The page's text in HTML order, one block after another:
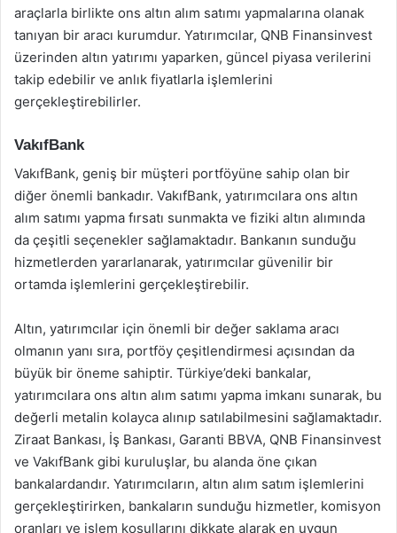
araçlarla birlikte ons altın alım satımı yapmalarına olanak
tanıyan bir aracı kurumdur. Yatırımcılar, QNB Finansinvest
üzerinden altın yatırımı yaparken, güncel piyasa verilerini
takip edebilir ve anlık fiyatlarla işlemlerini
gerçekleştirebilirler.
VakıfBank
VakıfBank, geniş bir müşteri portföyüne sahip olan bir
diğer önemli bankadır. VakıfBank, yatırımcılara ons altın
alım satımı yapma fırsatı sunmakta ve fiziki altın alımında
da çeşitli seçenekler sağlamaktadır. Bankanın sunduğu
hizmetlerden yararlanarak, yatırımcılar güvenilir bir
ortamda işlemlerini gerçekleştirebilir.
Altın, yatırımcılar için önemli bir değer saklama aracı
olmanın yanı sıra, portföy çeşitlendirmesi açısından da
büyük bir öneme sahiptir. Türkiye’deki bankalar,
yatırımcılara ons altın alım satımı yapma imkanı sunarak, bu
değerli metalin kolayca alınıp satılabilmesini sağlamaktadır.
Ziraat Bankası, İş Bankası, Garanti BBVA, QNB Finansinvest
ve VakıfBank gibi kuruluşlar, bu alanda öne çıkan
bankalardandır. Yatırımcıların, altın alım satım işlemlerini
gerçekleştirirken, bankaların sunduğu hizmetler, komisyon
oranları ve işlem koşullarını dikkate alarak en uygun